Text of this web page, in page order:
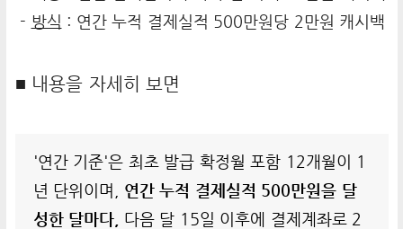
- 방식 : 연간 누적 결제실적 500만원당 2만원 캐시백
■ 내용을 자세히 보면
'연간 기준'은 최초 발급 확정월 포함 12개월이 1
년 단위이며,
연간 누적 결제실적 500만원을 달
성한 달마다, 다음 달 15일 이후에 결제계좌로 2